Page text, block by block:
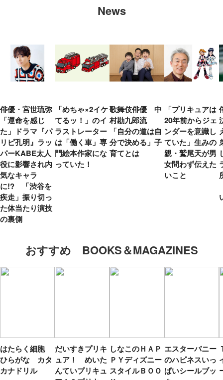
News
俳優・宮世琉弥
「運命を感じ
た」ドラマ『パ
リピ孔明』ラッ
パーKABE太人
役に影響され内
気なキャラ
に!? 「渋谷を
疾走」振り切っ
た体当たり演技
の裏側
「めちゃ×2イケ
てるッ！」のイ
ラストレーター
は「働く車」専
門絵本作家にな
っていた！
歌舞伎俳優 中
村勘九郎流
「自分の道は自
分で決める」子
育てとは
「プリキュアは
20年前からジェ
ンダーを意識し
ていた」生みの
親・鷲尾天が男
女問わず伝えた
いこと
おすすめ BOOKS＆MAGAZINES
はたらく細胞
ひらがな カタ
カナドリル
だいすきプリキ
ュア！ めいた
んていプリキュ
しなこのＨＡＰ
ＰＹディズニー
スタイルＢＯＯ
エスターバニー
のハピネスいっ
ぱいシールブッ